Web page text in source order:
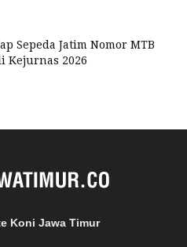
Sepeda Jatim Nomor MTB
Kejurnas 2026
Koni Jawa Timur